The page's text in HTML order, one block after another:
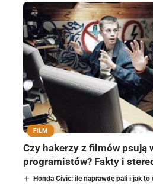
FILM
Czy hakerzy z filmów psują
programistów? Fakty i
Honda Civic: ile naprawdę pali i jak to